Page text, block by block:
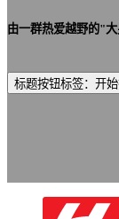
由一群热爱越野的"
标题按钮标签：开